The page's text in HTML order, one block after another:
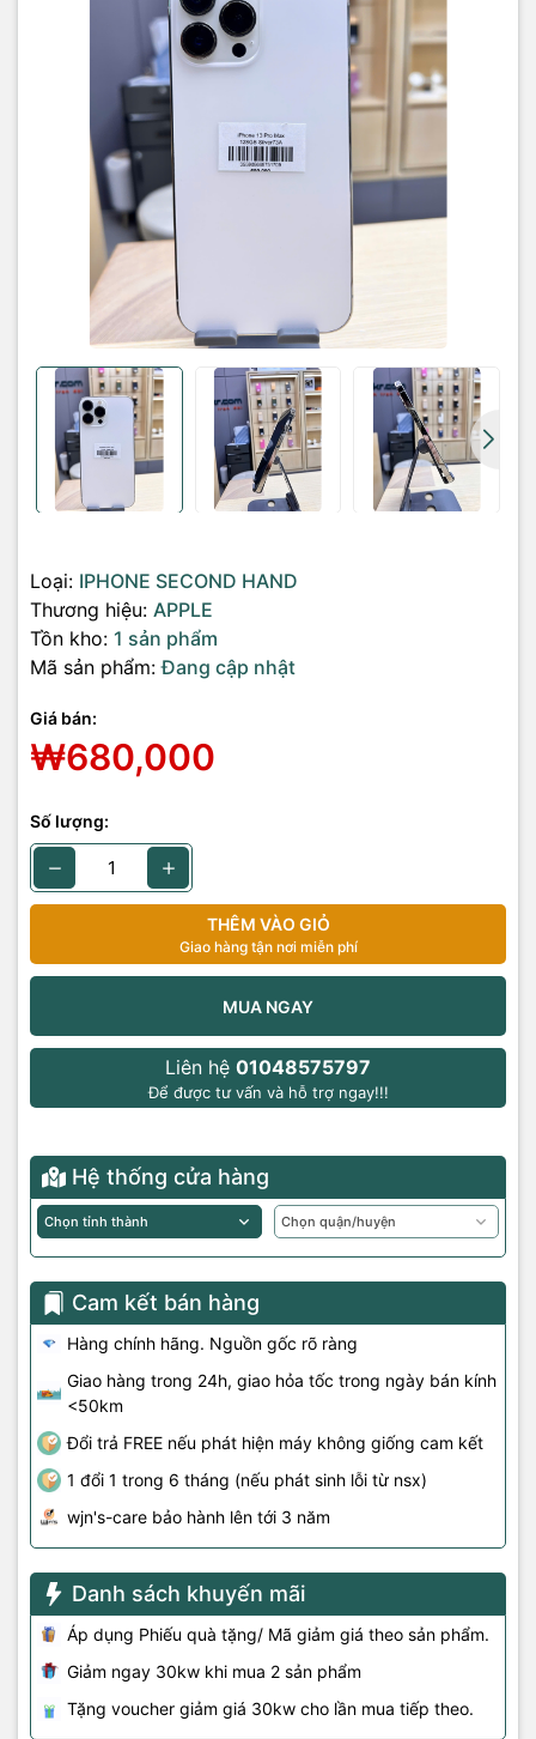
Loại: IPHONE SECOND HAND
Thương hiệu: APPLE
Tồn kho: 1 sản phẩm
Mã sản phẩm: Đang cập nhật
Giá bán:
₩680,000
Số lượng:
THÊM VÀO GIỎ
Giao hàng tận nơi miễn phí
MUA NGAY
Liên hệ 01048575797
Để được tư vấn và hỗ trợ ngay!!!
Hệ thống cửa hàng
Cam kết bán hàng
Hàng chính hãng. Nguồn gốc rõ ràng
Giao hàng trong 24h, giao hỏa tốc trong ngày bán kính
<50km
Đổi trả FREE nếu phát hiện máy không giống cam kết
1 đổi 1 trong 6 tháng (nếu phát sinh lỗi từ nsx)
wjn's-care bảo hành lên tới 3 năm
Danh sách khuyến mãi
Áp dụng Phiếu quà tặng/ Mã giảm giá theo sản phẩm.
Giảm ngay 30kw khi mua 2 sản phẩm
Tặng voucher giảm giá 30kw cho lần mua tiếp theo.
ốp , sạc , cường lực
Bảo hành: lỗi 1 đổi 1 trong vòng 6 tháng